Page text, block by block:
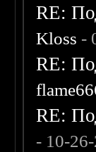
RE:
Kloss -
RE:
RE:
- 10-